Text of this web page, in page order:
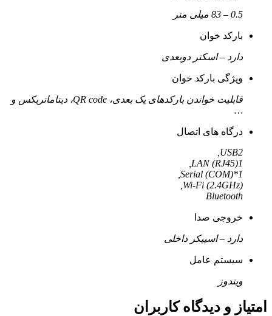
0.5 – 83 میلی متر
بارکد خوان
دارد – اسکنر دوبعدی
ویژگی بارکد خوان
قابلیت خواندن بارکدهای یک بعدی، QR code، دیتاماتریکس و
…
درگاه های اتصال
USB2,
LAN (RJ45)1,
Serial (COM)*1,
Wi-Fi (2.4GHz),
Bluetooth
خروجی صدا
دارد – اسپیکر داخلی
سیستم عامل
ویندوز
امتیاز و دیدگاه کاربران